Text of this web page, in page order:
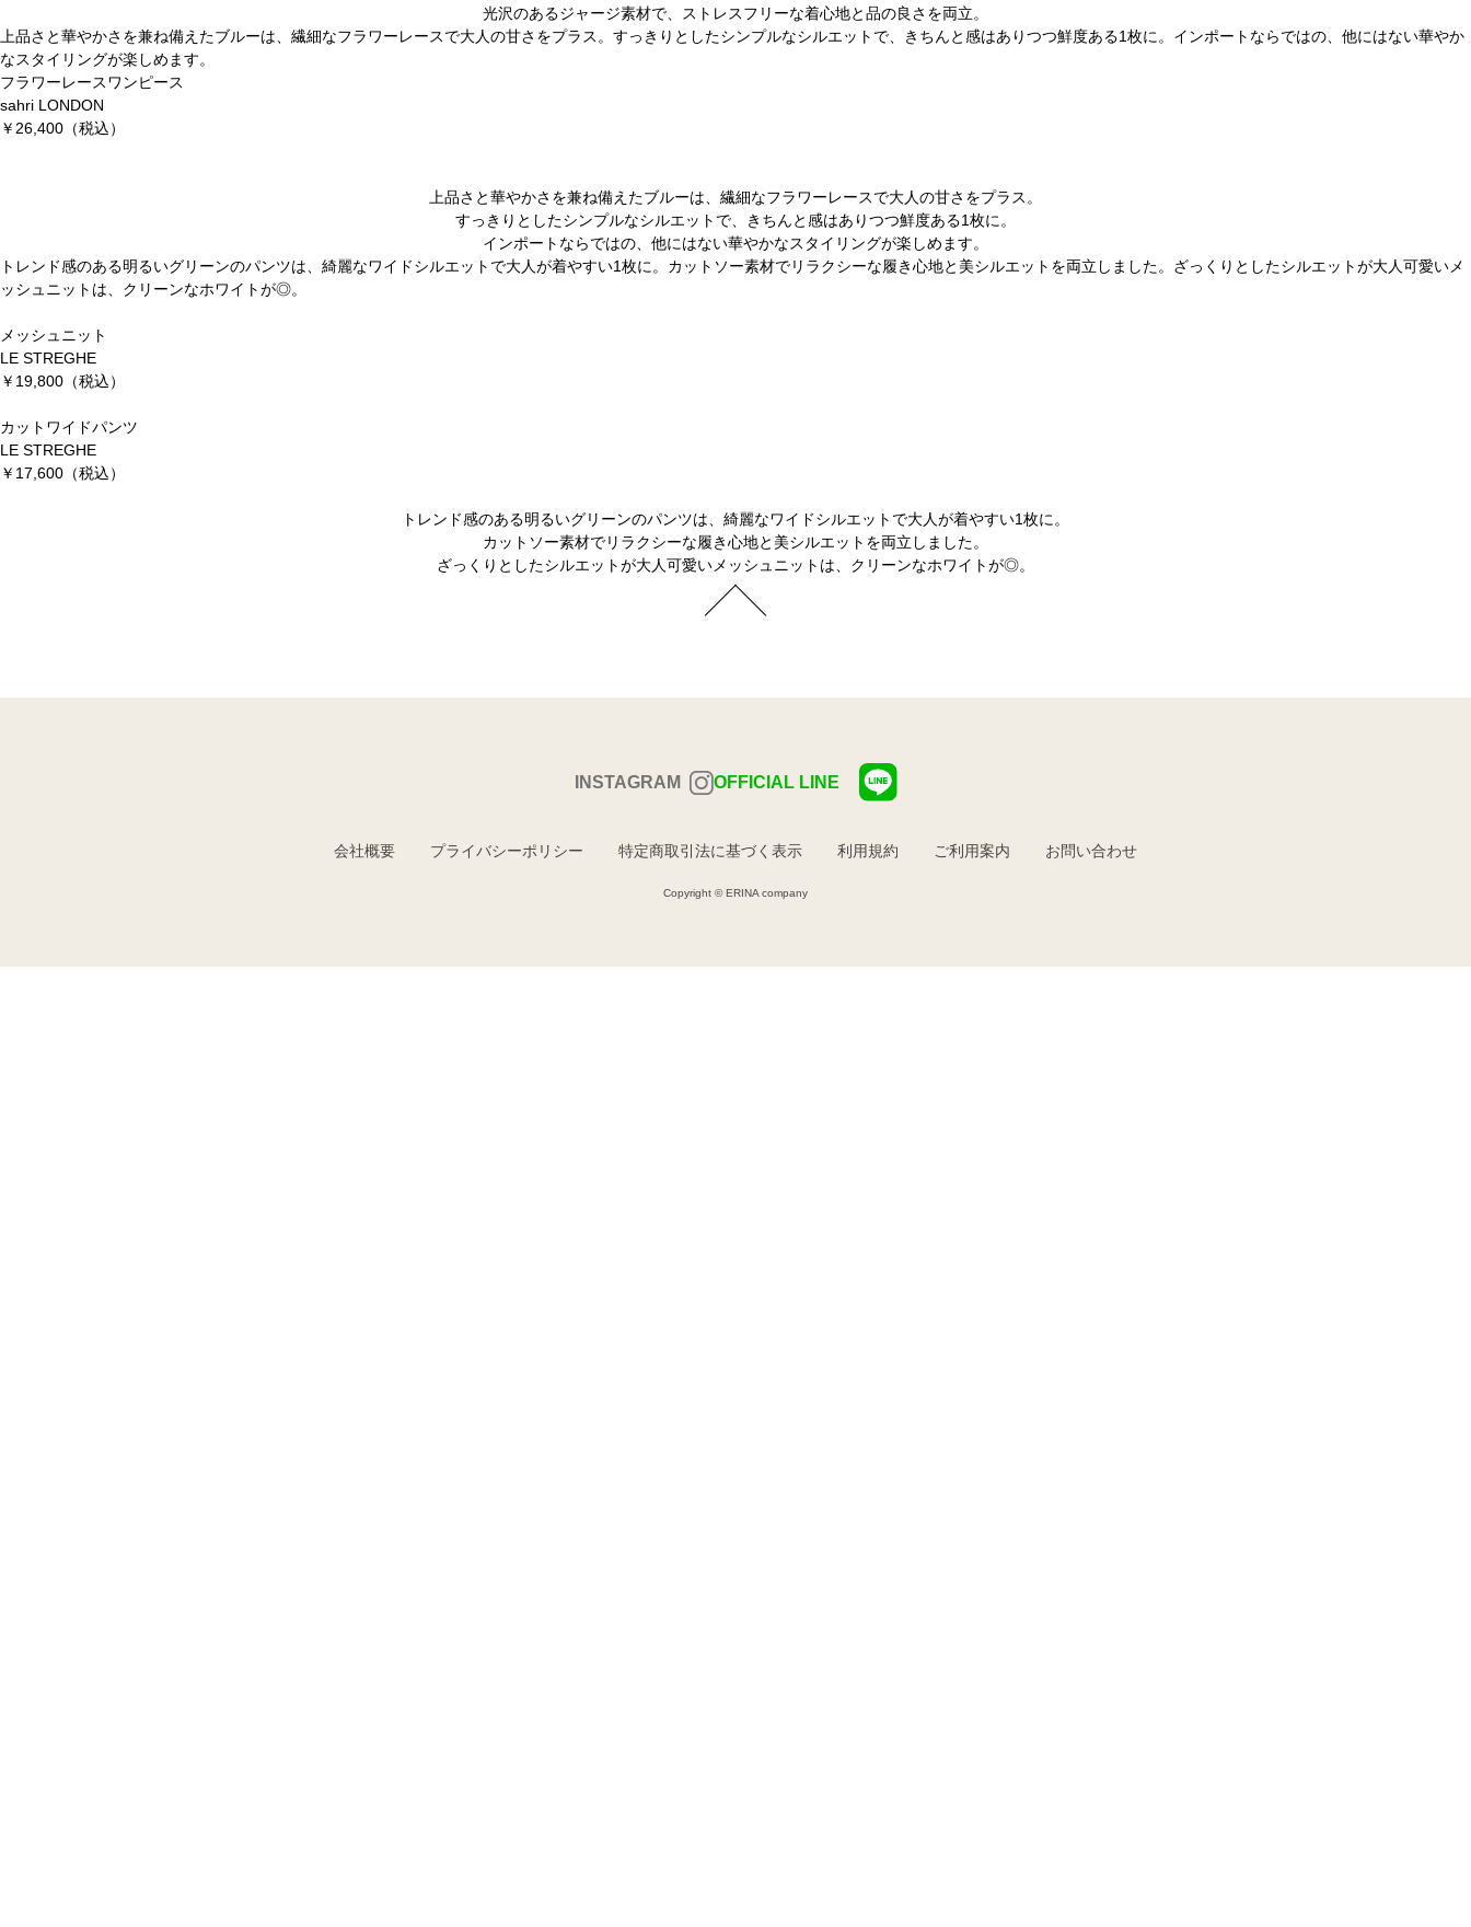
光沢のあるジャージ素材で、ストレスフリーな着心地と品の良さを両立。
上品さと華やかさを兼ね備えたブルーは、繊細なフラワーレースで大人の甘さをプラス。すっきりとしたシンプルなシルエットで、きちんと感はありつつ鮮度ある1枚に。インポートならではの、他にはない華やか
なスタイリングが楽しめます。
フラワーレースワンピース
sahri LONDON
￥26,400 （税込）
上品さと華やかさを兼ね備えたブルーは、繊細なフラワーレースで大人の甘さをプラス。
すっきりとしたシンプルなシルエットで、きちんと感はありつつ鮮度ある1枚に。
インポートならではの、他にはない華やかなスタイリングが楽しめます。
トレンド感のある明るいグリーンのパンツは、綺麗なワイドシルエットで大人が着やすい1枚に。カットソー素材でリラクシーな履き心地と美シルエットを両立しました。ざっくりとしたシルエットが大人可愛いメ
ッシュニットは、クリーンなホワイトが◎。
メッシュニット
LE STREGHE
￥19,800 （税込）
カットワイドパンツ
LE STREGHE
￥17,600 （税込）
トレンド感のある明るいグリーンのパンツは、綺麗なワイドシルエットで大人が着やすい1枚に。
カットソー素材でリラクシーな履き心地と美シルエットを両立しました。
ざっくりとしたシルエットが大人可愛いメッシュニットは、クリーンなホワイトが◎。
INSTAGRAM OFFICIAL LINE
会社概要 プライバシーポリシー 特定商取引法に基づく表示 利用規約 ご利用案内 お問い合わせ
Copyright © ERINA company